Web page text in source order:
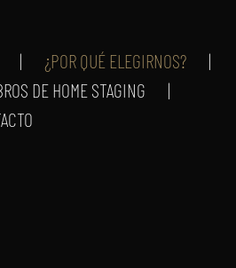
¿POR QUÉ ELEGIRNOS?
DE HOME STAGING